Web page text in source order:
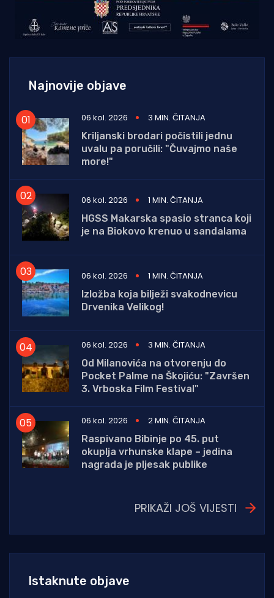
Najnovije objave
06 kol. 2026
3 MIN. ČITANJA
Kriljanski brodari počistili jednu
uvalu pa poručili: "Čuvajmo naše
more!"
06 kol. 2026
1 MIN. ČITANJA
HGSS Makarska spasio stranca koji
je na Biokovo krenuo u sandalama
06 kol. 2026
1 MIN. ČITANJA
Izložba koja bilježi svakodnevicu
Drvenika Velikog!
06 kol. 2026
3 MIN. ČITANJA
Od Milanovića na otvorenju do
Pocket Palme na Škojiću: "Završen
3. Vrboska Film Festival"
06 kol. 2026
2 MIN. ČITANJA
Raspivano Bibinje po 45. put
okuplja vrhunske klape – jedina
nagrada je pljesak publike
PRIKAŽI JOŠ VIJESTI
Istaknute objave